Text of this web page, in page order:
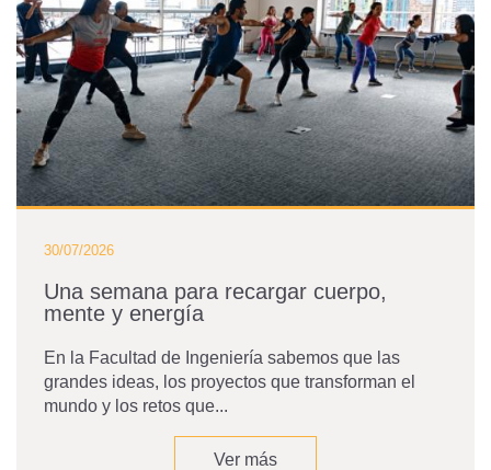
30/07/2026
Una semana para recargar cuerpo,
mente y energía
En la Facultad de Ingeniería sabemos que las
grandes ideas, los proyectos que transforman el
mundo y los retos que...
Ver más